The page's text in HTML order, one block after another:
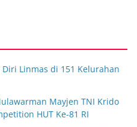
Linmas di 151 Kelurahan
Mayjen TNI Krido
HUT Ke-81 RI